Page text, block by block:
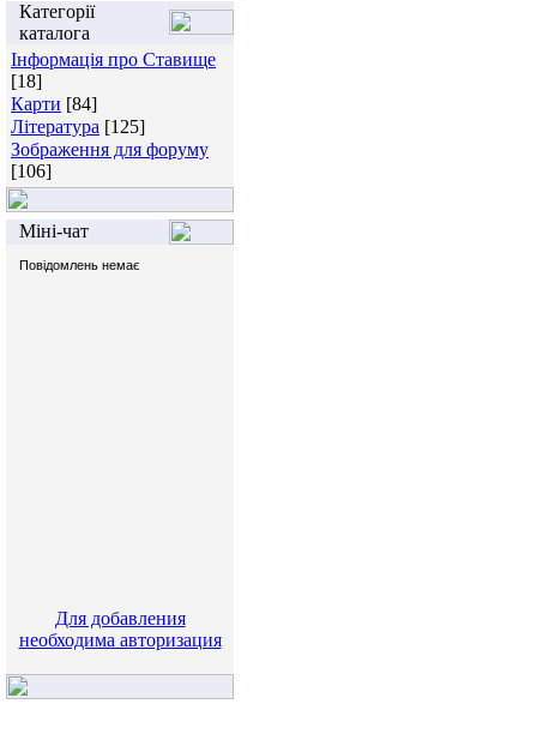
Категорії
каталога
Інформація про Ставище
[18]
Карти [84]
Література [125]
Зображення для форуму
[106]
Міні-чат
Для добавления
необходима авторизация